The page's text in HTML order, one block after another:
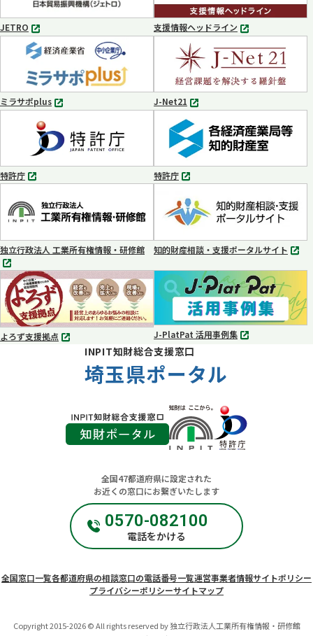
開
く
JETRO
別
タ
ブ
で
開
く
支援情報ヘッドライン
別
タ
ブ
で
開
く
ミラサポplus
別
ブ
で
開
く
J-Net21
別
タ
ブ
で
開
く
特許庁
別
ブ
で
く
特許庁
別
ブ
で
開
く
独立行政法人 工業所有権情報・研修館
別
タ
ブ
で
知的財産相談・支援ポータルサイト
別
タ
開
く
よろず支援拠点
別
J-PlatPat 活用事例集
別
INPIT知財総合支援窓口
埼玉県ポータル
全国47都道府県に設定された
お近くの窓口にお繋ぎいたします
0570-082100
電話をかける
全国窓口一覧各都道府県の相談窓口の電話番号一覧運営事業者情報サイトポリシー
プライバシーポリシーサイトマップ
Copyright 2015-2026 © All rights reserved by 独立行政法人工業所有権情報・研修館